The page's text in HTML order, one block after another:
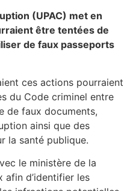
(UPAC) met en
être tentées de
de faux passeports
ces actions pourraient
du Code criminel entre
de faux documents,
ainsi que des
la santé publique.
le ministère de la
afin d’identifier les